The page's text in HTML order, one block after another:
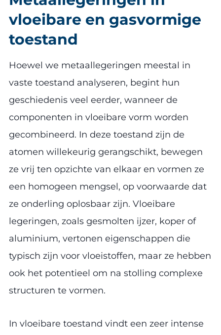
vloeibare en gasvormige
toestand
Hoewel we metaallegeringen meestal in
vaste toestand analyseren, begint hun
geschiedenis veel eerder, wanneer de
componenten in vloeibare vorm worden
gecombineerd. In deze toestand zijn de
atomen willekeurig gerangschikt, bewegen
ze vrij ten opzichte van elkaar en vormen ze
een homogeen mengsel, op voorwaarde dat
ze onderling oplosbaar zijn. Vloeibare
legeringen, zoals gesmolten ijzer, koper of
aluminium, vertonen eigenschappen die
typisch zijn voor vloeistoffen, maar ze hebben
ook het potentieel om na stolling complexe
structuren te vormen.
In vloeibare toestand vindt een zeer intense